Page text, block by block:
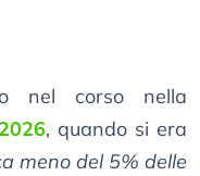
nel corso nella
, quando si era
meno del 5% delle